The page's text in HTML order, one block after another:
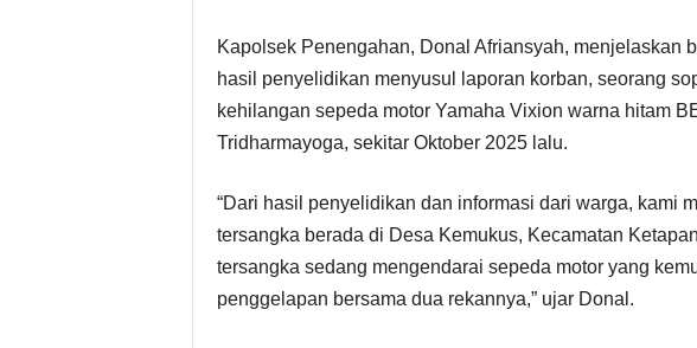
Kapolsek Penengahan, Donal Afriansyah, menjelaskan
hasil penyelidikan menyusul laporan korban, seorang
kehilangan sepeda motor Yamaha Vixion warna hitam
Tridharmayoga, sekitar Oktober 2025 lalu.
“Dari hasil penyelidikan dan informasi dari warga, kami
tersangka berada di Desa Kemukus, Kecamatan
tersangka sedang mengendarai sepeda motor yang
penggelapan bersama dua rekannya,” ujar Donal.